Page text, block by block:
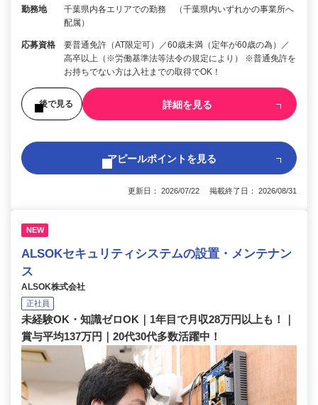
勤務地
千葉県内各エリアでの勤務 （千葉県内いずれかの事業所へ
配属）
応募資格
要普通免許（AT限定可）／60歳未満（定年が60歳の為）／
高卒以上（※労働基準法等法令の規定により） ※普通免許を
お持ちでない方は入社までの取得でOK！
後で見る 詳細を見る
アピールポイントを見る
更新日： 2026/07/22 掲載終了日： 2026/08/31
NEW
ALSOKセキュリティシステムの設置・メンテナン
ス
ALSOK株式会社
正社員
未経験OK・知識ゼロOK｜1年目で月収28万円以上も！｜
賞与平均137万円｜20代30代多数活躍中！